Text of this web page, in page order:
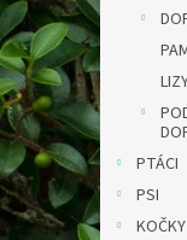
n
e
l
PTÁCI
PSI
KOČKY